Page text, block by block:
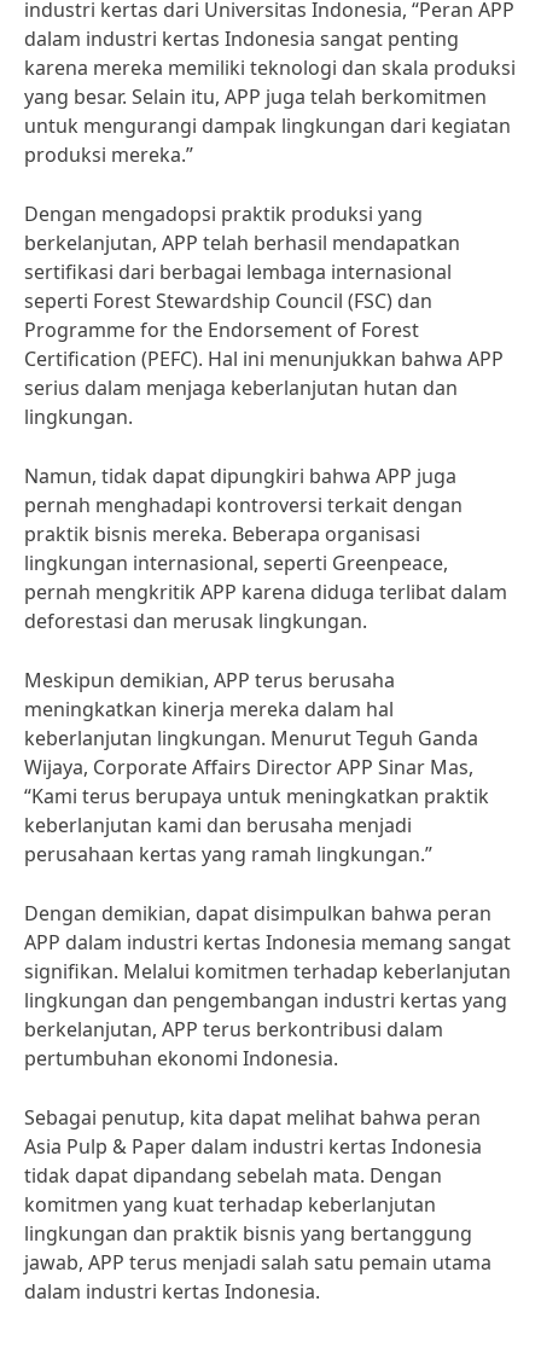
industri kertas dari Universitas Indonesia, “Peran APP
dalam industri kertas Indonesia sangat penting
karena mereka memiliki teknologi dan skala produksi
yang besar. Selain itu, APP juga telah berkomitmen
untuk mengurangi dampak lingkungan dari kegiatan
produksi mereka.”
Dengan mengadopsi praktik produksi yang
berkelanjutan, APP telah berhasil mendapatkan
sertifikasi dari berbagai lembaga internasional
seperti Forest Stewardship Council (FSC) dan
Programme for the Endorsement of Forest
Certification (PEFC). Hal ini menunjukkan bahwa APP
serius dalam menjaga keberlanjutan hutan dan
lingkungan.
Namun, tidak dapat dipungkiri bahwa APP juga
pernah menghadapi kontroversi terkait dengan
praktik bisnis mereka. Beberapa organisasi
lingkungan internasional, seperti Greenpeace,
pernah mengkritik APP karena diduga terlibat dalam
deforestasi dan merusak lingkungan.
Meskipun demikian, APP terus berusaha
meningkatkan kinerja mereka dalam hal
keberlanjutan lingkungan. Menurut Teguh Ganda
Wijaya, Corporate Affairs Director APP Sinar Mas,
“Kami terus berupaya untuk meningkatkan praktik
keberlanjutan kami dan berusaha menjadi
perusahaan kertas yang ramah lingkungan.”
Dengan demikian, dapat disimpulkan bahwa peran
APP dalam industri kertas Indonesia memang sangat
signifikan. Melalui komitmen terhadap keberlanjutan
lingkungan dan pengembangan industri kertas yang
berkelanjutan, APP terus berkontribusi dalam
pertumbuhan ekonomi Indonesia.
Sebagai penutup, kita dapat melihat bahwa peran
Asia Pulp & Paper dalam industri kertas Indonesia
tidak dapat dipandang sebelah mata. Dengan
komitmen yang kuat terhadap keberlanjutan
lingkungan dan praktik bisnis yang bertanggung
jawab, APP terus menjadi salah satu pemain utama
dalam industri kertas Indonesia.